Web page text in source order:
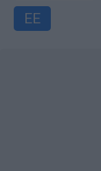
ΕΕ